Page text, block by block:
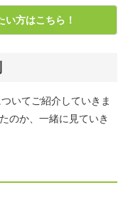
い方はこちら！
いてご紹介していきま
のか、一緒に見ていき